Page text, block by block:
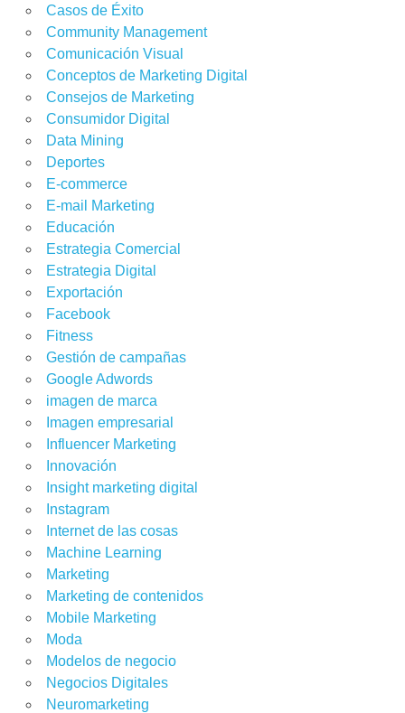
Casos de Éxito
Community Management
Comunicación Visual
Conceptos de Marketing Digital
Consejos de Marketing
Consumidor Digital
Data Mining
Deportes
E-commerce
E-mail Marketing
Educación
Estrategia Comercial
Estrategia Digital
Exportación
Facebook
Fitness
Gestión de campañas
Google Adwords
imagen de marca
Imagen empresarial
Influencer Marketing
Innovación
Insight marketing digital
Instagram
Internet de las cosas
Machine Learning
Marketing
Marketing de contenidos
Mobile Marketing
Moda
Modelos de negocio
Negocios Digitales
Neuromarketing